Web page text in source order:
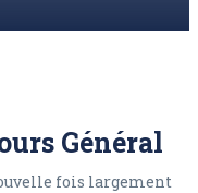
Général
fois largement